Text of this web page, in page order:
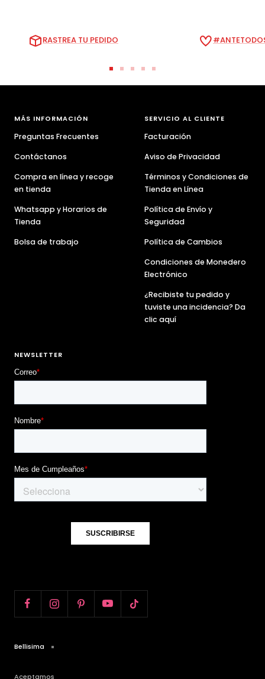
RASTREA TU PEDIDO
Ir
a
Ir
a
Ir
a
Ir
a
Ir
a
MÁS INFORMACIÓN
Preguntas Frecuentes
Contáctanos
Compra en línea y recoge
en tienda
Whatsapp y Horarios de
Tienda
Bolsa de trabajo
SERVICIO AL CLIENTE
Facturación
Aviso de Privacidad
Términos y Condiciones de
Tienda en Línea
Política de Envío y
Seguridad
Política de Cambios
Condiciones de Monedero
Electrónico
¿Recibiste tu pedido y
tuviste una incidencia? Da
clic aquí
NEWSLETTER
Bellisima
Aceptamos